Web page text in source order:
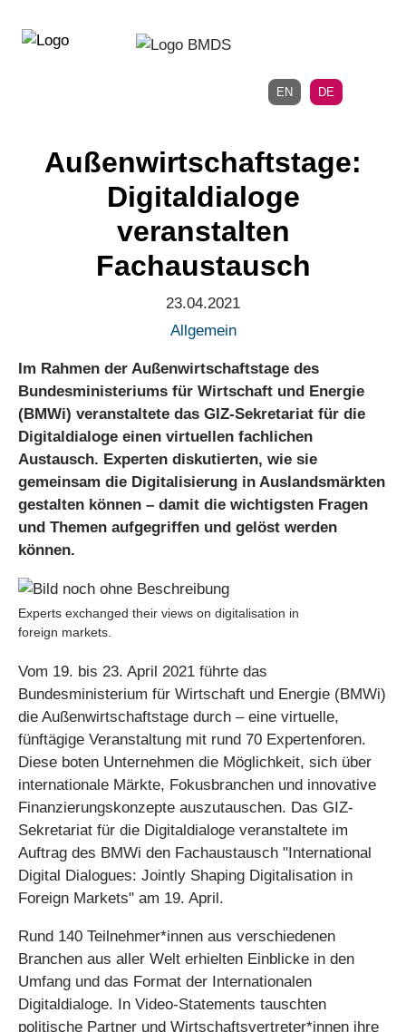
zum
EN DE
Außenwirtschaftstage:
Digitaldialoge
veranstalten
Fachaustausch
23.04.2021
Allgemein
Im Rahmen der Außenwirtschaftstage des
Bundesministeriums für Wirtschaft und Energie
(BMWi) veranstaltete das GIZ-Sekretariat für die
Digitaldialoge einen virtuellen fachlichen
Austausch. Experten diskutierten, wie sie
gemeinsam die Digitalisierung in Auslandsmärkten
gestalten können – damit die wichtigsten Fragen
und Themen aufgegriffen und gelöst werden
können.
Experts exchanged their views on digitalisation in
foreign markets.
Vom 19. bis 23. April 2021 führte das
Bundesministerium für Wirtschaft und Energie (BMWi)
die Außenwirtschaftstage durch – eine virtuelle,
fünftägige Veranstaltung mit rund 70 Expertenforen.
Diese boten Unternehmen die Möglichkeit, sich über
internationale Märkte, Fokusbranchen und innovative
Finanzierungskonzepte auszutauschen. Das GIZ-
Sekretariat für die Digitaldialoge veranstaltete im
Auftrag des BMWi den Fachaustausch "International
Digital Dialogues: Jointly Shaping Digitalisation in
Foreign Markets" am 19. April.
Rund 140 Teilnehmer*innen aus verschiedenen
Branchen aus aller Welt erhielten Einblicke in den
Umfang und das Format der Internationalen
Digitaldialoge. In Video-Statements tauschten
politische Partner und Wirtschaftsvertreter*innen ihre